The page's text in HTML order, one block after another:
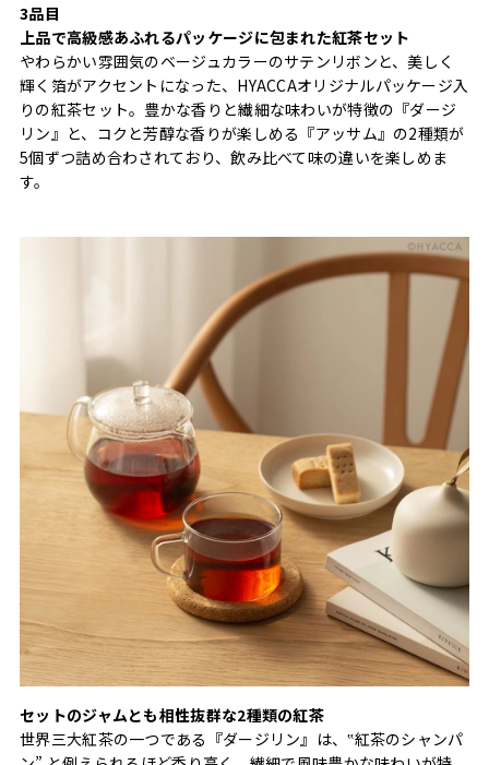
3品目
上品で高級感あふれるパッケージに包まれた紅茶セット
やわらかい雰囲気のベージュカラーのサテンリボンと、美しく
輝く箔がアクセントになった、HYACCAオリジナルパッケージ入
りの紅茶セット。豊かな香りと繊細な味わいが特徴の『ダージ
リン』と、コクと芳醇な香りが楽しめる『アッサム』の2種類が
5個ずつ詰め合わされており、飲み比べて味の違いを楽しめま
す。
セットのジャムとも相性抜群な2種類の紅茶
世界三大紅茶の一つである『ダージリン』は、‟紅茶のシャンパ